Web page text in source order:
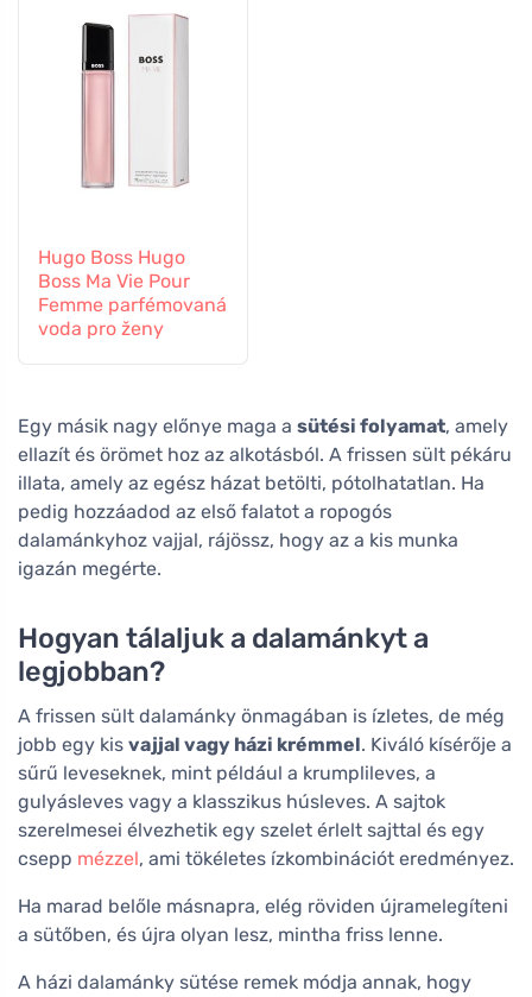
Hugo Boss Hugo
Boss Ma Vie Pour
Femme parfémovaná
voda pro ženy
Egy másik nagy előnye maga a sütési folyamat, amely
ellazít és örömet hoz az alkotásból. A frissen sült pékáru
illata, amely az egész házat betölti, pótolhatatlan. Ha
pedig hozzáadod az első falatot a ropogós
dalamánkyhoz vajjal, rájössz, hogy az a kis munka
igazán megérte.
Hogyan tálaljuk a dalamánkyt a
legjobban?
A frissen sült dalamánky önmagában is ízletes, de még
jobb egy kis vajjal vagy házi krémmel. Kiváló kísérője a
sűrű leveseknek, mint például a krumplileves, a
gulyásleves vagy a klasszikus húsleves. A sajtok
szerelmesei élvezhetik egy szelet érlelt sajttal és egy
csepp mézzel, ami tökéletes ízkombinációt eredményez.
Ha marad belőle másnapra, elég röviden újramelegíteni
a sütőben, és újra olyan lesz, mintha friss lenne.
A házi dalamánky sütése remek módja annak, hogy